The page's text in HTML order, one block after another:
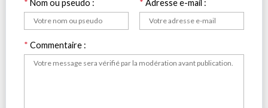
* Nom ou pseudo : * Adresse e-mail :
* Commentaire :